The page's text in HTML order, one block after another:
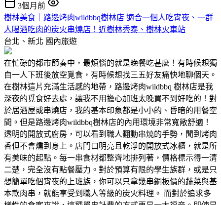
3個月前
樹林美食｜路邊烤肉wildbbq樹林店 適合一個人吃宵夜、一群
人喝酒吃肉的炭火串燒店！近樹林秀泰、樹林火車站
台北、新北 國內旅遊
在忙碌的都市節奏中，最煩惱的就是晚餐吃甚麼！有時候想獨
自一人下班後放空覓食，有時候想找三五好友痛快地聊個天。
在樹林這片充滿生活感的地帶，路邊烤肉wildbbq 樹林店是我
深夜的覓食好去處，讓我不用擔心加班太晚買不到好吃的！對
於居酒屋或串燒店，我的基本印象都是小小的、昏暗的用餐空
間。但是路邊烤肉wildbbq樹林店的內用環境非常寬敞舒適！
透明的開放式廚房，可以看到職人翻動串燒的手勢，聞到烤肉
香但不會燻到身上。店門口明亮且乾淨的開放式冰櫃，就是所
有美味的起點。每一串食材都整齊地排列著，價格標示得一清
二楚，完全沒有點餐壓力。對於預算有限的學生族群，或是只
想簡單吃個宵夜的上班族，你可以只拿幾串銅板價的蔬菜與基
本款肉串，就能享受到職人等級的炭火料理。 而對於追求多